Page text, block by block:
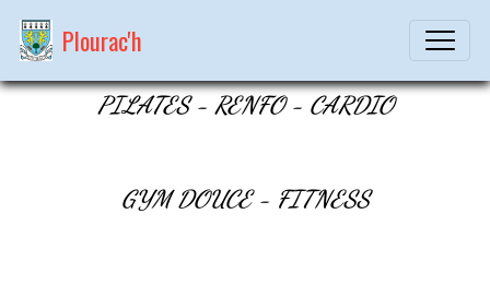
Plourac'h
PILATES - RENFO - CARDIO
GYM DOUCE - FITNESS